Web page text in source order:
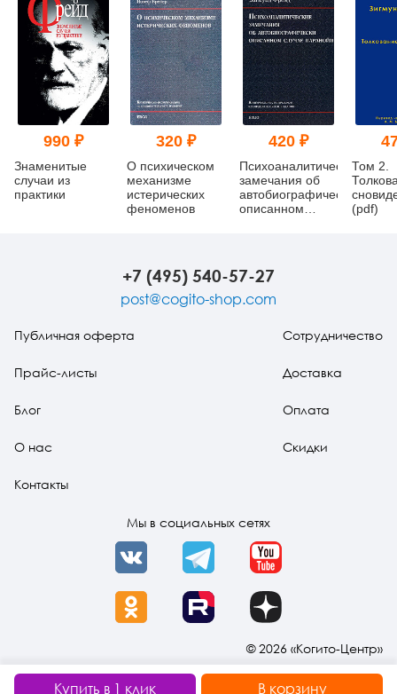
В корзину
Купить в 1 клик
990 ₽
Знаменитые
случаи из
практики
320 ₽
О психическом
механизме
истерических
феноменов
420 ₽
Психоаналитические
замечания об
автобиографически
описанном
Критически-
историческое
исследовательское
Том 2.
(pdf)
+7 (495) 540-57-27
post@cogito-shop.com
Публичная оферта
Прайс-листы
Блог
О нас
Контакты
Сотрудничество
Доставка
Оплата
Скидки
Мы в социальных сетях
VK Telegram YouTube
OK Rutube Dzen
© 2026 «Когито-Центр»